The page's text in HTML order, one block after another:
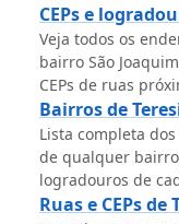
CEPs e
Veja todos os
bairro São
CEPs de ruas
Bairros de
Lista completa
de qualquer
logradouros de
Ruas e CEPs de